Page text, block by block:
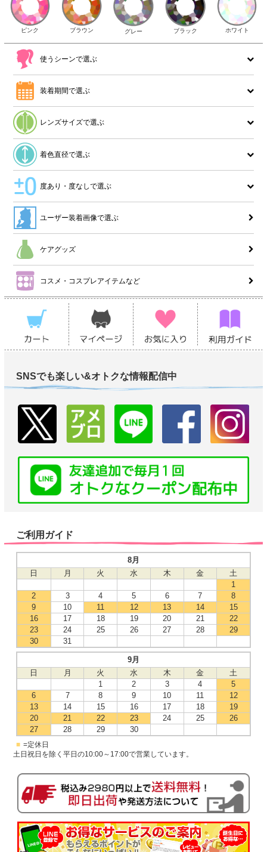
ピンク ブラウン グレー ブラック ホワイト
使うシーンで選ぶ
装着期間で選ぶ
レンズサイズで選ぶ
着色直径で選ぶ
度あり・度なしで選ぶ
ユーザー装着画像で選ぶ
ケアグッズ
コスメ・コスプレアイテムなど
SNSでも楽しい&オトクな情報配信中
ご利用ガイド
8月
日
月 火 水 木 金
土
1
2
3 4 5 6 7
8
9
10 11 12 13 14
15
16
17 18 19 20 21
22
23
24 25 26 27 28
29
30
31
9月
日
月 火 水 木 金
土
1
2 3 4
5
6
7 8 9 10 11
12
13
14 15 16 17 18
19
20
21 22 23 24 25
26
27
28 29 30
■ =定休日
土日祝日を除く平日の10:00～17:00で営業しています。